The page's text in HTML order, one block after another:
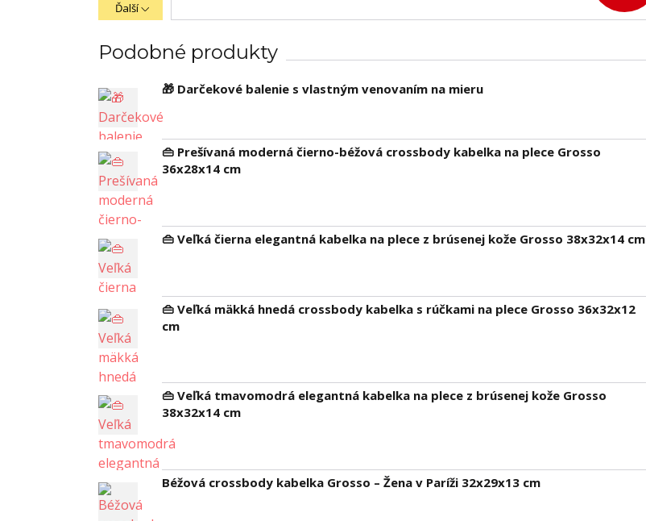
Ďalší
Podobné produkty
🎁 Darčekové balenie s vlastným venovaním na mieru
👜 Prešívaná moderná čierno-béžová crossbody kabelka na plece Grosso
36x28x14 cm
👜 Veľká čierna elegantná kabelka na plece z brúsenej kože Grosso 38x32x14 cm
👜 Veľká mäkká hnedá crossbody kabelka s rúčkami na plece Grosso 36x32x12
cm
👜 Veľká tmavomodrá elegantná kabelka na plece z brúsenej kože Grosso
38x32x14 cm
Béžová crossbody kabelka Grosso – Žena v Paríži 32x29x13 cm